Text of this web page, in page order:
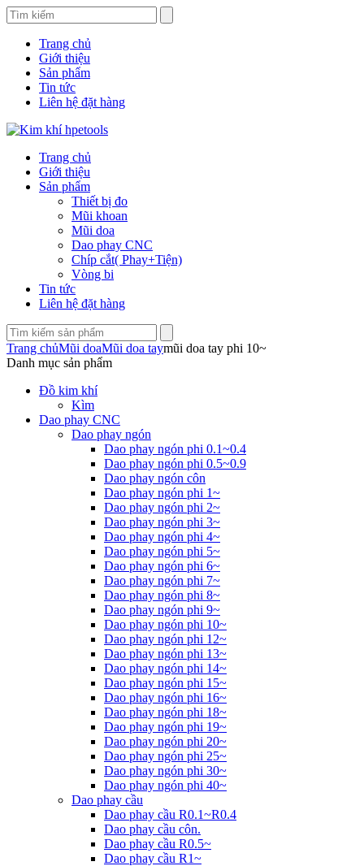
Trang chủ
Giới thiệu
Sản phẩm
Tin tức
Liên hệ đặt hàng
Trang chủ
Giới thiệu
Sản phẩm
Thiết bị đo
Mũi khoan
Mũi doa
Dao phay CNC
Chíp cắt( Phay+Tiện)
Vòng bi
Tin tức
Liên hệ đặt hàng
Trang chủMũi doaMũi doa taymũi doa tay phi 10~
Danh mục sản phẩm
Đồ kim khí
Kìm
Dao phay CNC
Dao phay ngón
Dao phay ngón phi 0.1~0.4
Dao phay ngón phi 0.5~0.9
Dao phay ngón côn
Dao phay ngón phi 1~
Dao phay ngón phi 2~
Dao phay ngón phi 3~
Dao phay ngón phi 4~
Dao phay ngón phi 5~
Dao phay ngón phi 6~
Dao phay ngón phi 7~
Dao phay ngón phi 8~
Dao phay ngón phi 9~
Dao phay ngón phi 10~
Dao phay ngón phi 12~
Dao phay ngón phi 13~
Dao phay ngón phi 14~
Dao phay ngón phi 15~
Dao phay ngón phi 16~
Dao phay ngón phi 18~
Dao phay ngón phi 19~
Dao phay ngón phi 20~
Dao phay ngón phi 25~
Dao phay ngón phi 30~
Dao phay ngón phi 40~
Dao phay cầu
Dao phay cầu R0.1~R0.4
Dao phay cầu côn.
Dao phay cầu R0.5~
Dao phay cầu R1~